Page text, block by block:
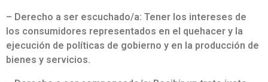
– Derecho a ser escuchado/a: Tener los intereses de
los consumidores representados en el quehacer y la
ejecución de políticas de gobierno y en la producción de
bienes y servicios.